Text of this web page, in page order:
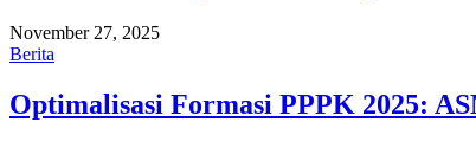
November 27, 2025
Berita
Optimalisasi Formasi PPPK 2025: